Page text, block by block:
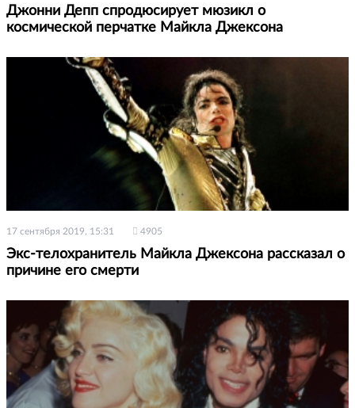
Джонни Депп спродюсирует мюзикл о
космической перчатке Майкла Джексона
17 сентября 2019, 15:31 4905
Экс-телохранитель Майкла Джексона рассказал о
причине его смерти